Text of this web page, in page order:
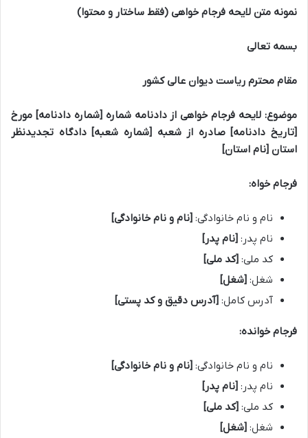
نمونه متن لایحه فرجام خواهی (فقط ساختار و محتوا)
بسمه تعالی
مقام محترم ریاست دیوان عالی کشور
موضوع: لایحه فرجام خواهی از دادنامه شماره [شماره دادنامه] مورخ
[تاریخ دادنامه] صادره از شعبه [شماره شعبه] دادگاه تجدیدنظر
استان [نام استان]
فرجام خواه:
نام و نام خانوادگی: [نام و نام خانوادگی]
نام پدر: [نام پدر]
کد ملی: [کد ملی]
شغل: [شغل]
آدرس کامل: [آدرس دقیق و کد پستی]
فرجام خوانده:
نام و نام خانوادگی: [نام و نام خانوادگی]
نام پدر: [نام پدر]
کد ملی: [کد ملی]
شغل: [شغل]